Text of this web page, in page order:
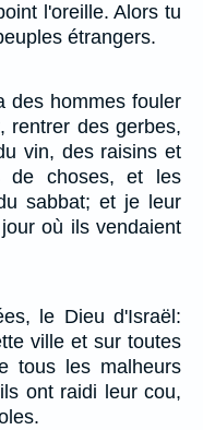
l'oreille. Alors tu
étrangers.
des hommes fouler
rentrer des gerbes,
vin, des raisins et
de choses, et les
sabbat; et je leur
où ils vendaient
le Dieu d'Israël:
ville et sur toutes
tous les malheurs
ont raidi leur cou,